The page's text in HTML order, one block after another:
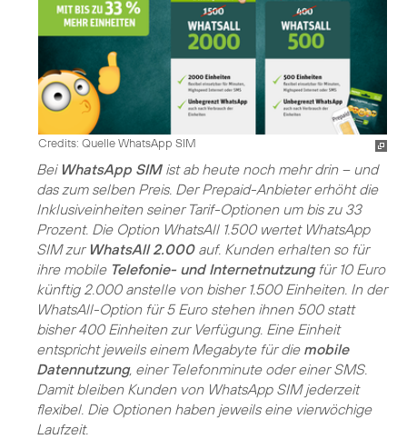
Credits: Quelle WhatsApp SIM
Bei WhatsApp SIMist ab heute noch mehr drin – und
das zum selben Preis. Der Prepaid-Anbieter erhöht die
Inklusiveinheiten seiner Tarif-Optionen um bis zu 33
Prozent. Die Option WhatsAll 1.500 wertet WhatsApp
SIM zur WhatsAll 2.000auf. Kunden erhalten so für
ihre mobile Telefonie- und Internetnutzungfür 10 Euro
künftig 2.000 anstelle von bisher 1.500 Einheiten. In der
WhatsAll-Option für 5 Euro stehen ihnen 500 statt
bisher 400 Einheiten zur Verfügung. Eine Einheit
entspricht jeweils einem Megabyte für die mobile
Datennutzung, einer Telefonminute oder einer SMS.
Damit bleiben Kunden von WhatsApp SIM jederzeit
flexibel. Die Optionen haben jeweils eine vierwöchige
Laufzeit.